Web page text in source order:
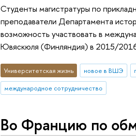
Студенты магистратуры по
преподаватели Департамента
возможность участвовать в
Ювяскюля (Финляндия) в 2015/2016
Университетская жизнь новое в ВШЭ
международное сотрудничество
Во Францию по